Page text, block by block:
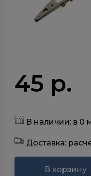
45 р.
В наличии: в 0
Доставка:
В корзину